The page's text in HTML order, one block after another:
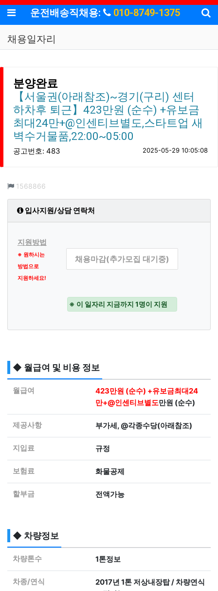
메뉴운전배송직채용: 010-8749-1375
채용일자리
분양완료
【서울권(아래참조)~경기(구리) 센터
하차후 퇴근】423만원 (순수) +유보금
최대24만+@인센티브별도,스타트업 새
벽수거물품,22:00~05:00
공고번호: 483 2025-05-29 10:05:08
컨텐츠 정보
1568866
입사지원/상담 연락처
지원방법
※ 원하시는
방법으로
지원하세요!
채용마감(추가모집 대기중)
※ 이 일자리 지금까지 1명이 지원
◆ 월급여 및 비용 정보
월급여
423만원 (순수) +유보금최대24
만+@인센티브별도만원 (순수)
제공사항 부가세, @각종수당(아래참조)
지입료 규정
보험료 화물공제
할부금 전액가능
◆ 차량정보
차량톤수 1톤정보
차종/연식
2017년 1톤 저상내장탑 / 차량연식